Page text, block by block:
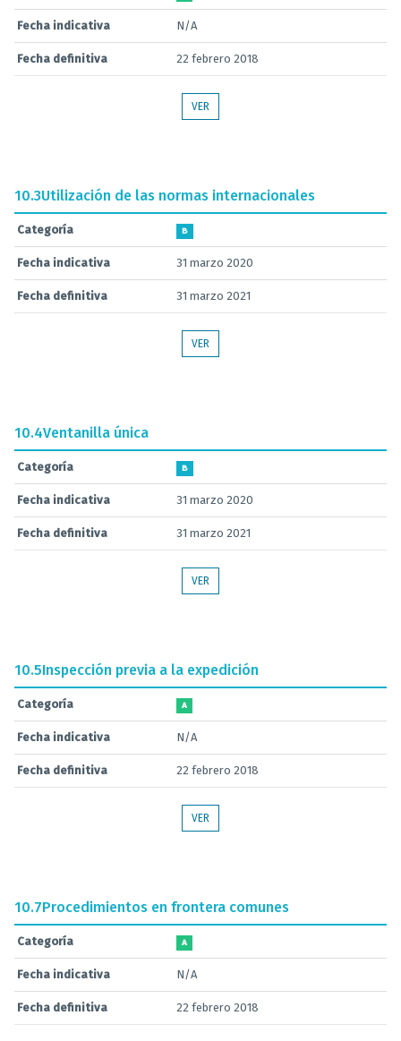
Fecha indicativa N/A
Fecha definitiva 22 febrero 2018
VER
10.3Utilización de las normas internacionales
Categoría B
Fecha indicativa 31 marzo 2020
Fecha definitiva 31 marzo 2021
VER
10.4Ventanilla única
Categoría B
Fecha indicativa 31 marzo 2020
Fecha definitiva 31 marzo 2021
VER
10.5Inspección previa a la expedición
Categoría A
Fecha indicativa N/A
Fecha definitiva 22 febrero 2018
VER
10.7Procedimientos en frontera comunes
Categoría A
Fecha indicativa N/A
Fecha definitiva 22 febrero 2018